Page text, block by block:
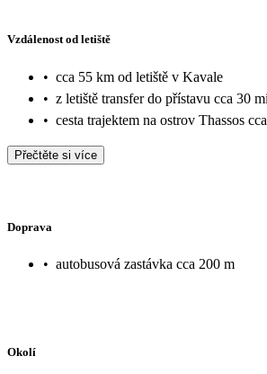
Vzdálenost od letiště
• cca 55 km od letiště v Kavale
• z letiště transfer do přístavu cca 30
• cesta trajektem na ostrov Thassos
Přečtěte si více
Doprava
• autobusová zastávka cca 200 m
Okolí